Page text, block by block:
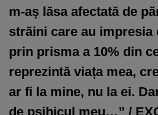
m-aș lăsa afectată de
străini care au impresia
prin prisma a 10% din
reprezintă viața mea,
ar fi la mine, nu la ei.
de psihicul meu…” /